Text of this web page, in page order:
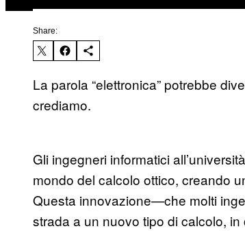
Share:
La parola “elettronica” potrebbe
crediamo.
Gli ingegneri informatici
mondo del calcolo ottico, creando
Questa innovazione—che molti
strada a un nuovo tipo di calcolo,